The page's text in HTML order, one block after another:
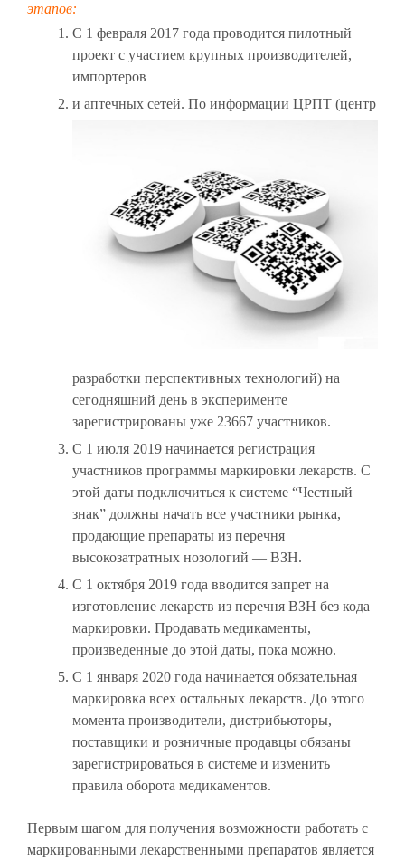
этапов:
С 1 февраля 2017 года проводится пилотный
проект с участием крупных производителей,
импортеров
и аптечных сетей. По информации ЦРПТ (центр
разработки перспективных технологий) на
сегодняшний день в эксперименте
зарегистрированы уже 23667 участников.
С 1 июля 2019 начинается регистрация
участников программы маркировки лекарств. С
этой даты подключиться к системе “Честный
знак” должны начать все участники рынка,
продающие препараты из перечня
высокозатратных нозологий — ВЗН.
С 1 октября 2019 года вводится запрет на
изготовление лекарств из перечня ВЗН без кода
маркировки. Продавать медикаменты,
произведенные до этой даты, пока можно.
С 1 января 2020 года начинается обязательная
маркировка всех остальных лекарств. До этого
момента производители, дистрибьюторы,
поставщики и розничные продавцы обязаны
зарегистрироваться в системе и изменить
правила оборота медикаментов.
Первым шагом для получения возможности работать с
маркированными лекарственными препаратов является